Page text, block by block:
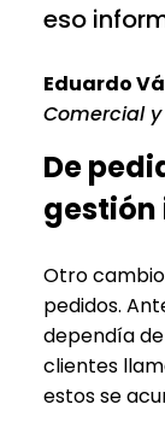
eso
Eduardo
Comercial y
De
Otro
pedidos.
dependía
clientes
estos se